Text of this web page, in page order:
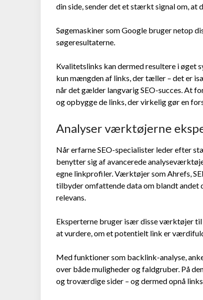
din side, sender det et stærkt signal om,
Søgemaskiner som Google bruger netop
søgeresultaterne.
Kvalitetslinks kan dermed resultere i øget
kun mængden af links, der tæller – det er
når det gælder langvarig SEO-succes. At
og opbygge de links, der virkelig gør en
Analyser værktøjerne
Når erfarne SEO-specialister leder efter
benytter sig af avancerede
egne linkprofiler. Værktøjer som Ahrefs,
tilbyder omfattende data om blandt andet
relevans.
Eksperterne bruger især disse værktøjer
at vurdere, om et potentielt link er
Med funktioner som backlink-analyse,
over både muligheder og faldgruber. På
og troværdige sider – og dermed opnå